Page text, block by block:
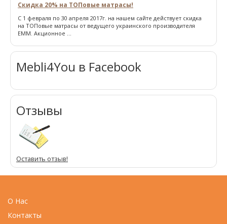
Скидка 20% на ТОПовые матрасы!
С 1 февраля по 30 апреля 2017г. на нашем сайте действует скидка
на ТОПовые матрасы от ведущего украинского производителя
ЕММ. Акционное ...
Mebli4You в Facebook
Отзывы
Оставить отзыв!
О Нас
Контакты